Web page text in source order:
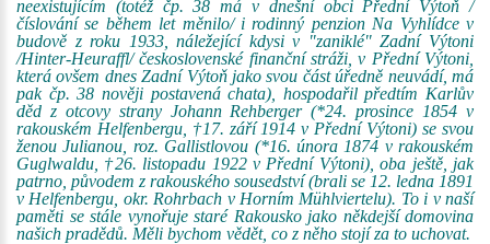
neexistujícím (totéž čp. 38 má v dnešní obci Přední Výtoň /
číslování se během let měnilo/ i rodinný penzion Na Vyhlídce v
budově z roku 1933, náležející kdysi v "zaniklé" Zadní Výtoni
/Hinter-Heuraffl/ československé finanční stráži, v Přední Výtoni,
která ovšem dnes Zadní Výtoň jako svou část úředně neuvádí, má
pak čp. 38 nověji postavená chata), hospodařil předtím Karlův
děd z otcovy strany Johann Rehberger (*24. prosince 1854 v
rakouském Helfenbergu, †17. září 1914 v Přední Výtoni) se svou
ženou Julianou, roz. Gallistlovou (*16. února 1874 v rakouském
Guglwaldu, †26. listopadu 1922 v Přední Výtoni), oba ještě, jak
patrno, původem z rakouského sousedství (brali se 12. ledna 1891
v Helfenbergu, okr. Rohrbach v Horním Mühlviertelu). To i v naší
paměti se stále vynořuje staré Rakousko jako někdejší domovina
našich pradědů. Měli bychom vědět, co z něho stojí za to uchovat.